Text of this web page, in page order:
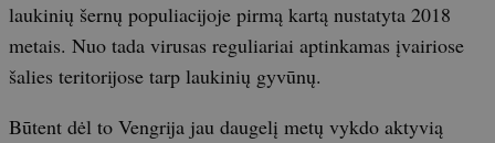
laukinių šernų populiacijoje pirmą kartą nustatyta 2018
metais. Nuo tada virusas reguliariai aptinkamas įvairiose
šalies teritorijose tarp laukinių gyvūnų.
Būtent dėl to Vengrija jau daugelį metų vykdo aktyvią